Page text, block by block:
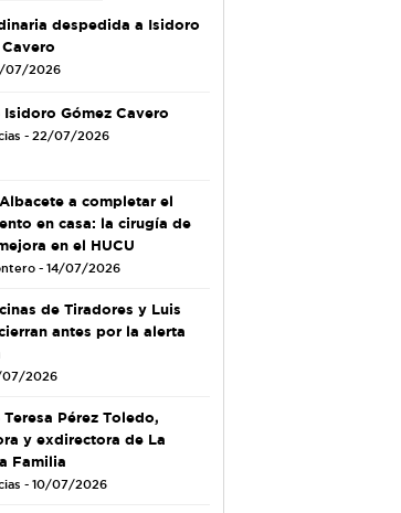
despedida a Isidoro
07/2026
Isidoro Gómez Cavero
- 22/07/2026
a completar el
en casa: la cirugía de
en el HUCU
- 14/07/2026
de Tiradores y Luis
antes por la alerta
07/2026
Teresa Pérez Toledo,
y exdirectora de La
Familia
- 10/07/2026